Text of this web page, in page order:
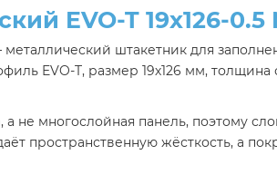
EVO-T 19х126-0.5
металлический штакетник для
EVO-T, размер 19х126 мм, толщина
не многослойная панель, поэтому
пространственную жёсткость, а